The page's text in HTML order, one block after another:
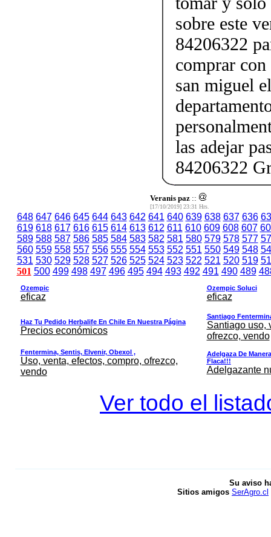
sobre este
84206322
comprar
san miguel
las adejar
84206322
Veranis paz::
[17/10/2019] 23:31 Hrs.
648 647 646 645 644 643 642 641 640 639 638 637 636
619 618 617 616 615 614 613 612 611 610 609 608 607
589 588 587 586 585 584 583 582 581 580 579 578 577
560 559 558 557 556 555 554 553 552 551 550 549 548
531 530 529 528 527 526 525 524 523 522 521 520 519
501 500 499 498 497 496 495 494 493 492 491 490 489
Ozempic
eficaz
Ozempic Soluci
eficaz
Haz Tu Pedido Herbalife En Chile En Nuestra Página
Precios económicos
Santiago
Santiago uso,
ofrezco, vendo
Fentermina, Sentis, Elvenir, Obexol ,
Uso, venta, efectos, compro, ofrezco,
vendo
Adelgaza De
Flaca!!!
Adelgazante
Ver todo el
Su aviso
Sitios amigos SerAgro.cl